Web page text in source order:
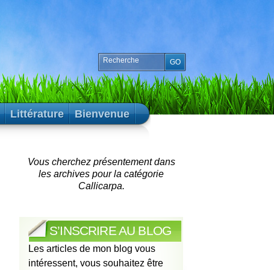
Littérature Bienvenue
Vous cherchez présentement dans
les archives pour la catégorie
Callicarpa.
S’INSCRIRE AU BLOG
Les articles de mon blog vous
intéressent, vous souhaitez être